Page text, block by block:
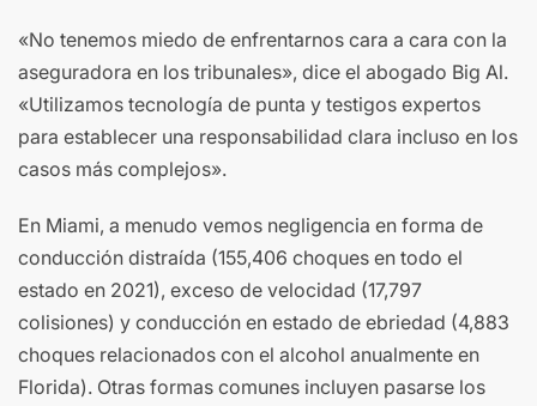
«No tenemos miedo de enfrentarnos cara a cara con la
aseguradora en los tribunales», dice el abogado Big Al.
«Utilizamos tecnología de punta y testigos expertos
para establecer una responsabilidad clara incluso en los
casos más complejos».
En Miami, a menudo vemos negligencia en forma de
conducción distraída (155,406 choques en todo el
estado en 2021), exceso de velocidad (17,797
colisiones) y conducción en estado de ebriedad (4,883
choques relacionados con el alcohol anualmente en
Florida). Otras formas comunes incluyen pasarse los